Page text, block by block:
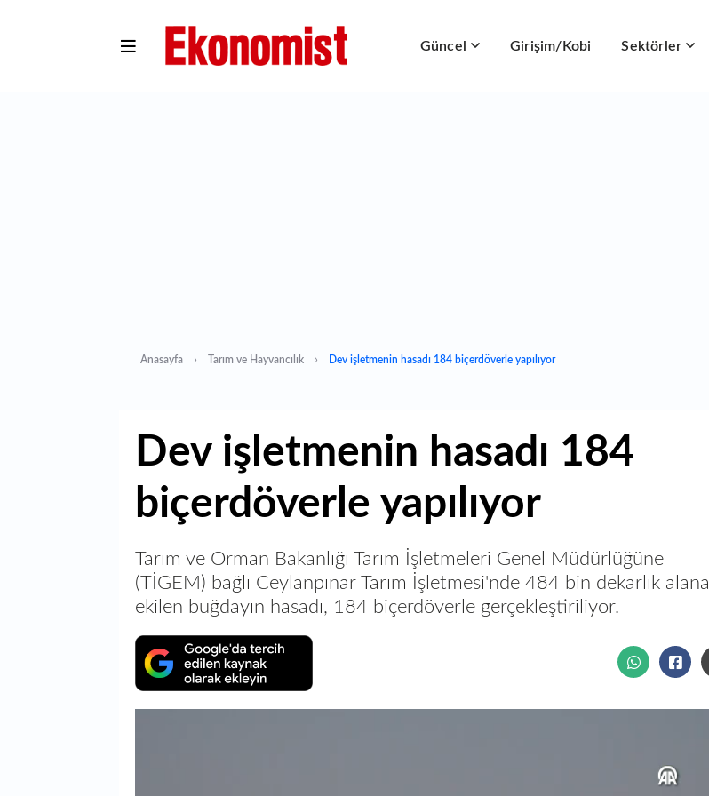
Güncel Girişim/Kobi Sektörler
Anasayfa Tarım ve Hayvancılık Dev işletmenin hasadı 184 biçerdöverle yapılıyor
Dev işletmenin hasadı 184
biçerdöverle yapılıyor
Tarım ve Orman Bakanlığı Tarım İşletmeleri Genel Müdürlüğüne
(TİGEM) bağlı Ceylanpınar Tarım İşletmesi'nde 484 bin dekarlık alana
ekilen buğdayın hasadı, 184 biçerdöverle gerçekleştiriliyor.